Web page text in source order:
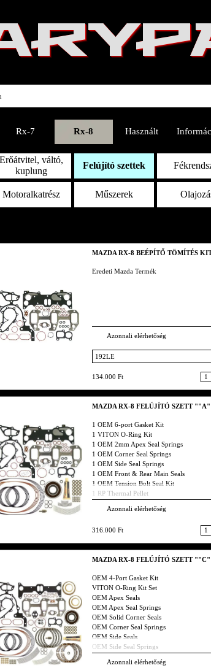
Rx-7 Rx-8 Használt
Erőátvitel, váltó,
kuplung
Felújító szettek
Motoralkatrész Műszerek
MAZDA RX-8 BEÉPÍTŐ TÖMÍTÉS
Eredeti Mazda Termék
Azonnali elérhetőség
134.000 Ft
MAZDA RX-8 FELÚJÍTÓ SZETT
1 OEM 6-port Gasket Kit
1 VITON O-Ring Kit
1 OEM 2mm Apex Seal Springs
1 OEM Corner Seal Springs
1 OEM Side Seal Springs
1 OEM Front & Rear Main Seals
1 OEM Tension Bolt Seal Kit
1 RP Thermal Pellet
Ha valamit nem találsz hívj bátran vagy
Azonnali elérhetőség
316.000 Ft
MAZDA RX-8 FELÚJÍTÓ SZETT
OEM 4-Port Gasket Kit
VITON O-Ring Kit Set
OEM Apex Seals
OEM Apex Seal Springs
OEM Solid Corner Seals
OEM Corner Seal Springs
OEM Side Seals
OEM Side Seal Springs
OEM Cut Off Seal Springs
Azonnali elérhetőség